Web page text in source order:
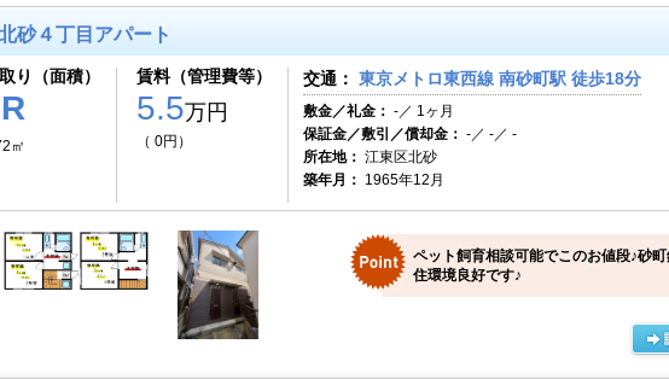
砂４丁目アパート
り（面積）
㎡
賃料（管理費等）
5.5万円
（ 0円）
交通： 東京メトロ東西線 南砂町駅 徒歩18分
敷金／礼金： -／ 1ヶ月
保証金／敷引／償却金： -／ -／ -
所在地： 江東区北砂
築年月： 1965年12月
ペット飼育相談可能でこのお値段♪砂
住環境良好です♪